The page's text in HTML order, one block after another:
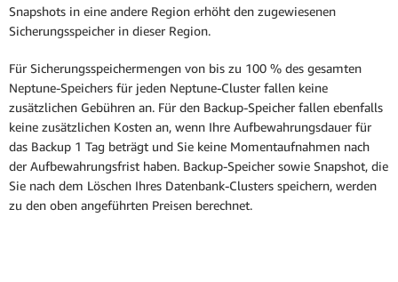
Snapshots in eine andere Region erhöht den zugewiesenen
Sicherungsspeicher in dieser Region.
Für Sicherungsspeichermengen von bis zu 100 % des gesamten
Neptune-Speichers für jeden Neptune-Cluster fallen keine
zusätzlichen Gebühren an. Für den Backup-Speicher fallen ebenfalls
keine zusätzlichen Kosten an, wenn Ihre Aufbewahrungsdauer für
das Backup 1 Tag beträgt und Sie keine Momentaufnahmen nach
der Aufbewahrungsfrist haben. Backup-Speicher sowie Snapshot, die
Sie nach dem Löschen Ihres Datenbank-Clusters speichern, werden
zu den oben angeführten Preisen berechnet.